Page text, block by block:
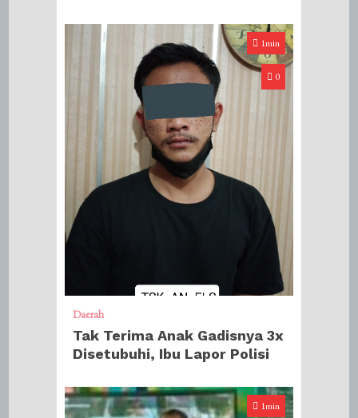
1min
0
Daerah
Tak Terima Anak Gadisnya 3x
Disetubuhi, Ibu Lapor Polisi
1min